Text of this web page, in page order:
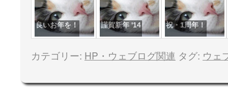
良いお年を！ 謹賀新年 '14 祝・1周年！
カテゴリー: HP・ウェブログ関連 タグ: ウェ